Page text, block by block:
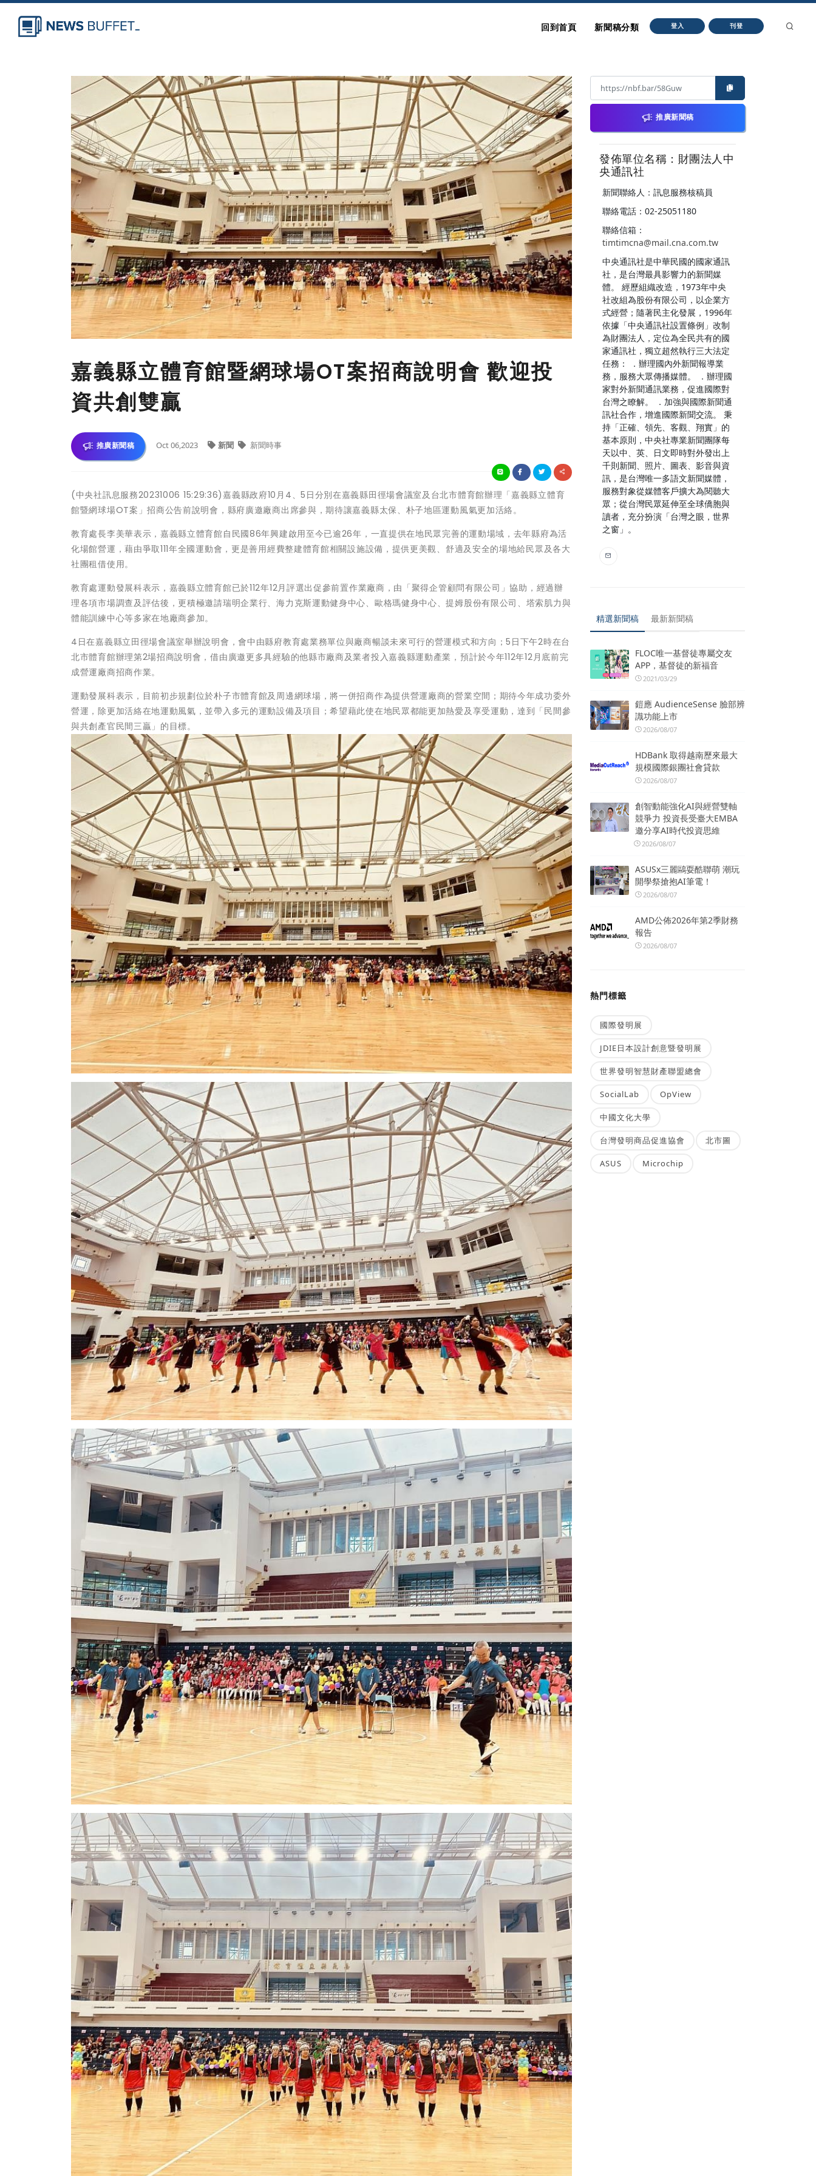
回到首頁 新聞稿分類 登入 刊登
嘉義縣立體育館暨網球場OT案招商說明會 歡迎投
資共創雙贏
推廣新聞稿 Oct 06,2023 新聞 新聞時事
(中央社訊息服務20231006 15:29:36)嘉義縣政府10月4、5日分別在嘉義縣田徑場會議室及台北市體育館辦理「嘉義縣立體育
館暨網球場OT案」招商公告前說明會，縣府廣邀廠商出席參與，期待讓嘉義縣太保、朴子地區運動風氣更加活絡。
教育處長李美華表示，嘉義縣立體育館自民國86年興建啟用至今已逾26年，一直提供在地民眾完善的運動場域，去年縣府為活
化場館營運，藉由爭取111年全國運動會，更是善用經費整建體育館相關設施設備，提供更美觀、舒適及安全的場地給民眾及各大
社團租借使用。
教育處運動發展科表示，嘉義縣立體育館已於112年12月評選出促參前置作業廠商，由「聚得企管顧問有限公司」協助，經過辦
理各項市場調查及評估後，更積極邀請瑞明企業行、海力克斯運動健身中心、歐格瑪健身中心、提姆股份有限公司、塔索肌力與
體能訓練中心等多家在地廠商參加。
4日在嘉義縣立田徑場會議室舉辦說明會，會中由縣府教育處業務單位與廠商暢談未來可行的營運模式和方向；5日下午2時在台
北市體育館辦理第2場招商說明會，借由廣邀更多具經驗的他縣市廠商及業者投入嘉義縣運動產業，預計於今年112年12月底前完
成營運廠商招商作業。
運動發展科表示，目前初步規劃位於朴子市體育館及周邊網球場，將一併招商作為提供營運廠商的營業空間；期待今年成功委外
營運，除更加活絡在地運動風氣，並帶入多元的運動設備及項目；希望藉此使在地民眾都能更加熱愛及享受運動，達到「民間參
與共創產官民間三贏」的目標。
推廣新聞稿
發佈單位名稱：財團法人中
央通訊社
新聞聯絡人：訊息服務核稿員
聯絡電話：02-25051180
聯絡信箱：
timtimcna@mail.cna.com.tw
中央通訊社是中華民國的國家通訊
社，是台灣最具影響力的新聞媒
體。 經歷組織改造，1973年中央
社改組為股份有限公司，以企業方
式經營；隨著民主化發展，1996年
依據「中央通訊社設置條例」改制
為財團法人，定位為全民共有的國
家通訊社，獨立超然執行三大法定
任務： ．辦理國內外新聞報導業
務，服務大眾傳播媒體。 ．辦理國
家對外新聞通訊業務，促進國際對
台灣之瞭解。 ．加強與國際新聞通
訊社合作，增進國際新聞交流。 秉
持「正確、領先、客觀、翔實」的
基本原則，中央社專業新聞團隊每
天以中、英、日文即時對外發出上
千則新聞、照片、圖表、影音與資
訊，是台灣唯一多語文新聞媒體，
服務對象從媒體客戶擴大為閱聽大
眾；從台灣民眾延伸至全球僑胞與
讀者，充分扮演「台灣之眼，世界
之窗」。
精選新聞稿 最新新聞稿
FLOC唯一基督徒專屬交友
APP，基督徒的新福音
2021/03/29
鎧應 AudienceSense 臉部辨
識功能上市
2026/08/07
HDBank 取得越南歷來最大
規模國際銀團社會貸款
2026/08/07
創智動能強化AI與經營雙軸
競爭力 投資長受臺大EMBA
邀分享AI時代投資思維
2026/08/07
ASUSx三麗鷗耍酷聯萌 潮玩
開學祭搶抱AI筆電！
2026/08/07
AMD公佈2026年第2季財務
報告
2026/08/07
熱門標籤
國際發明展
JDIE日本設計創意暨發明展
世界發明智慧財產聯盟總會
SocialLab OpView
中國文化大學
台灣發明商品促進協會 北市圖
ASUS Microchip